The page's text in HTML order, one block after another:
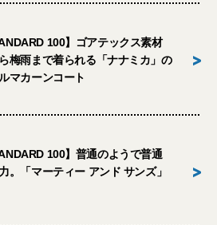
100】ゴアテックス素材
梅雨まで着られる「ナナミカ」の
マカーンコート
>
100】普通のようで普通
。「マーティー アンド サンズ」
>